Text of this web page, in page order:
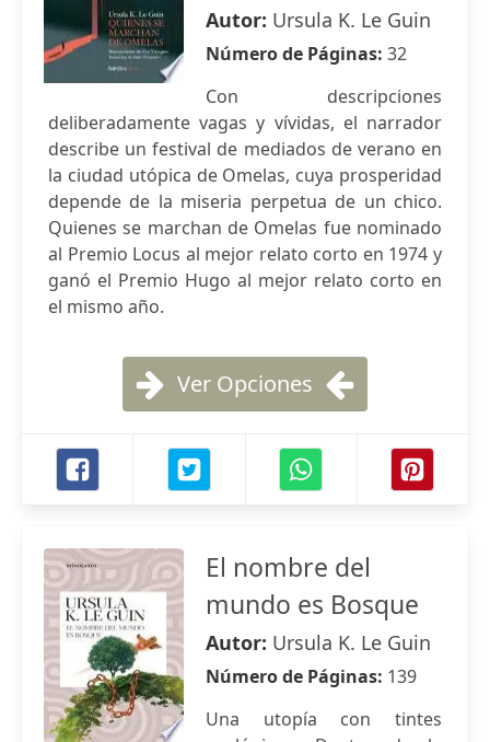
Autor: Ursula K. Le Guin
Número de Páginas: 32
Con descripciones
deliberadamente vagas y vívidas, el narrador
describe un festival de mediados de verano en
la ciudad utópica de Omelas, cuya prosperidad
depende de la miseria perpetua de un chico.
Quienes se marchan de Omelas fue nominado
al Premio Locus al mejor relato corto en 1974​ y
ganó el Premio Hugo al mejor relato corto en
el mismo año.
Ver Opciones
El nombre del
mundo es Bosque
Autor: Ursula K. Le Guin
Número de Páginas: 139
Una utopía con tintes